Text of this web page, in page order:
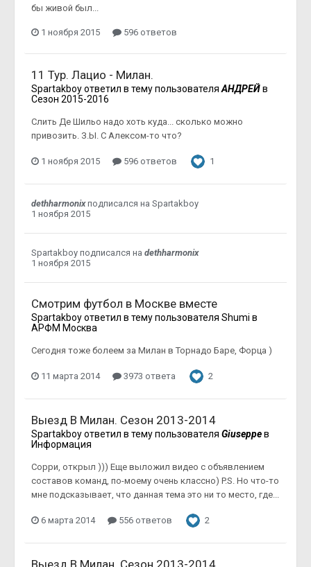
бы живой был...
1 ноября 2015 596 ответов
11 Тур. Лацио - Милан.
Spartakboyответил в тему пользователя АНДРЕЙв
Сезон 2015-2016
Слить Де Шильо надо хоть куда... сколько можно
привозить. З.Ы. С Алексом-то что?
1 ноября 2015 596 ответов 1
dethharmonixподписался на Spartakboy
1 ноября 2015
Spartakboy подписался на dethharmonix
1 ноября 2015
Смотрим футбол в Москве вместе
Spartakboyответил в тему пользователя Shumi в
АРФМ Москва
Сегодня тоже болеем за Милан в Торнадо Баре, Форца )
11 марта 2014 3973 ответа 2
Выезд В Милан. Сезон 2013-2014
Spartakboyответил в тему пользователя Giuseppeв
Информация
Сорри, открыл ))) Еще выложил видео с объявлением
составов команд, по-моему очень классно) P.S. Но что-то
мне подсказывает, что данная тема это ни то место, где...
6 марта 2014 556 ответов 2
Выезд В Милан. Сезон 2013-2014